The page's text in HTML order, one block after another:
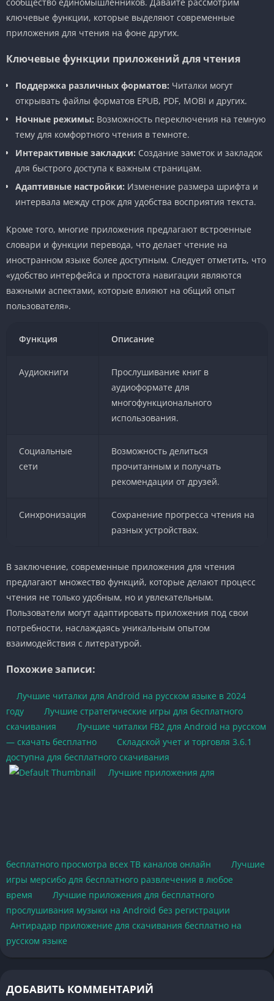
ключевые функции, которые выделяют современные
приложения для чтения на фоне других.
Ключевые функции приложений для чтения
Поддержка различных форматов: Читалки могут
открывать файлы форматов EPUB, PDF, MOBI и других.
Ночные режимы: Возможность переключения на темную
тему для комфортного чтения в темноте.
Интерактивные закладки: Создание заметок и закладок
для быстрого доступа к важным страницам.
Адаптивные настройки: Изменение размера шрифта и
интервала между строк для удобства восприятия текста.
Кроме того, многие приложения предлагают встроенные
словари и функции перевода, что делает чтение на
иностранном языке более доступным. Следует отметить, что
«удобство интерфейса и простота навигации являются
важными аспектами, которые влияют на общий опыт
пользователя».
Функция Описание
Аудиокниги
Прослушивание книг в
аудиоформате для
многофункционального
использования.
Социальные
сети
Возможность делиться
прочитанным и получать
рекомендации от друзей.
Синхронизация
Сохранение прогресса чтения на
разных устройствах.
В заключение, современные приложения для чтения
предлагают множество функций, которые делают процесс
чтения не только удобным, но и увлекательным.
Пользователи могут адаптировать приложения под свои
потребности, наслаждаясь уникальным опытом
взаимодействия с литературой.
Похожие записи:
Лучшие читалки для Android на русском языке в 2024
году
Лучшие стратегические игры для бесплатного
скачивания
Лучшие читалки FB2 для Android на русском
— скачать бесплатно
Складской учет и торговля 3.6.1
доступна для бесплатного скачивания
Лучшие приложения для
бесплатного просмотра всех ТВ каналов онлайн
Лучшие
игры мерсибо для бесплатного развлечения в любое
время
Лучшие приложения для бесплатного
прослушивания музыки на Android без регистрации
Антирадар приложение для скачивания бесплатно на
русском языке
ДОБАВИТЬ КОММЕНТАРИЙ